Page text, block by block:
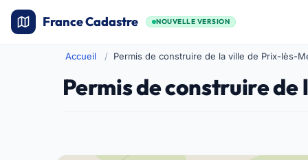
France Cadastre NOUVELLE VERSION
Accueil Permis de construire de la ville de Prix-lès-
Permis de construire